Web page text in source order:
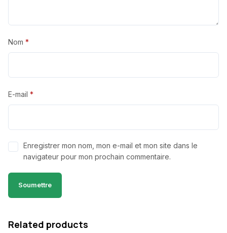
Nom *
E-mail *
Enregistrer mon nom, mon e-mail et mon site dans le
navigateur pour mon prochain commentaire.
Related products